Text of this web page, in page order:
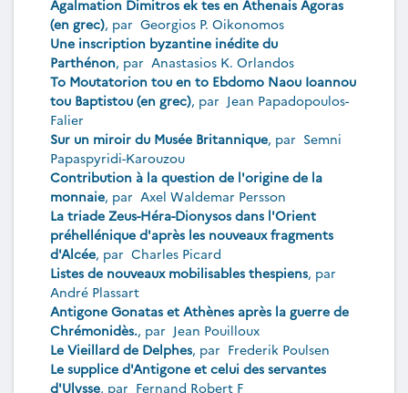
Agalmation Dimitros ek tes en Athenais Agoras
(en grec), par Georgios P. Oikonomos
Une inscription byzantine inédite du
Parthénon, par Anastasios K. Orlandos
To Moutatorion tou en to Ebdomo Naou Ioannou
tou Baptistou (en grec), par Jean Papadopoulos-
Falier
Sur un miroir du Musée Britannique, par Semni
Papaspyridi-Karouzou
Contribution à la question de l'origine de la
monnaie, par Axel Waldemar Persson
La triade Zeus-Héra-Dionysos dans l'Orient
préhellénique d'après les nouveaux fragments
d'Alcée, par Charles Picard
Listes de nouveaux mobilisables thespiens, par
André Plassart
Antigone Gonatas et Athènes après la guerre de
Chrémonidès., par Jean Pouilloux
Le Vieillard de Delphes, par Frederik Poulsen
Le supplice d'Antigone et celui des servantes
d'Ulysse, par Fernand Robert F